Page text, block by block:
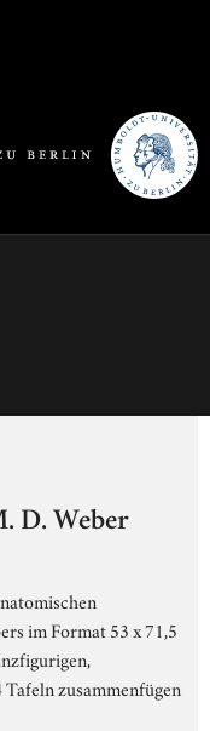
D. Weber
im Format 53 x 71,5
zusammenfügen